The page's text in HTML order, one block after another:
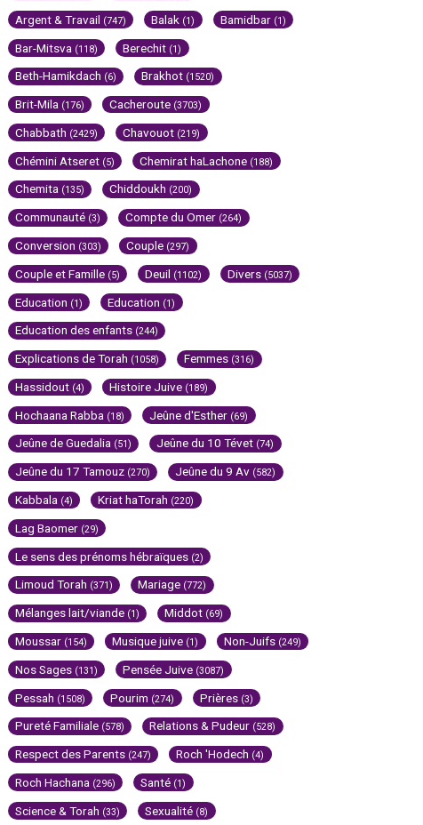
Argent & Travail (747) Balak (1) Bamidbar (1)
Bar-Mitsva (118) Berechit (1)
Beth-Hamikdach (6) Brakhot (1520)
Brit-Mila (176) Cacheroute (3703)
Chabbath (2429) Chavouot (219)
Chémini Atseret (5) Chemirat haLachone (188)
Chemita (135) Chiddoukh (200)
Communauté (3) Compte du Omer (264)
Conversion (303) Couple (297)
Couple et Famille (5) Deuil (1102) Divers (5037)
Education (1) Education (1)
Education des enfants (244)
Explications de Torah (1058) Femmes (316)
Hassidout (4) Histoire Juive (189)
Hochaana Rabba (18) Jeûne d'Esther (69)
Jeûne de Guedalia (51) Jeûne du 10 Tévet (74)
Jeûne du 17 Tamouz (270) Jeûne du 9 Av (582)
Kabbala (4) Kriat haTorah (220)
Lag Baomer (29)
Le sens des prénoms hébraïques (2)
Limoud Torah (371) Mariage (772)
Mélanges lait/viande (1) Middot (69)
Moussar (154) Musique juive (1) Non-Juifs (249)
Nos Sages (131) Pensée Juive (3087)
Pessah (1508) Pourim (274) Prières (3)
Pureté Familiale (578) Relations & Pudeur (528)
Respect des Parents (247) Roch 'Hodech (4)
Roch Hachana (296) Santé (1)
Science & Torah (33) Sexualité (8)